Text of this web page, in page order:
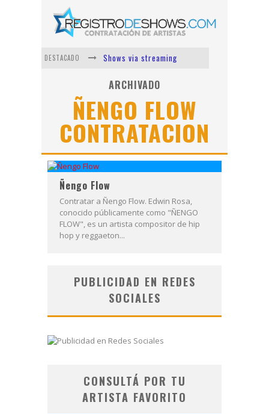
DESTACADO
Shows via streaming
Lit Killah
Nicki Nicole
Duki
Vi Em
ARCHIVADO
ÑENGO FLOW
CONTRATACION
Ñengo Flow
Contratar a Ñengo Flow. Edwin Rosa,
conocido públicamente como "ÑENGO
FLOW", es un artista compositor de hip
hop y reggaeton...
PUBLICIDAD EN REDES
SOCIALES
CONSULTÁ POR TU
ARTISTA FAVORITO